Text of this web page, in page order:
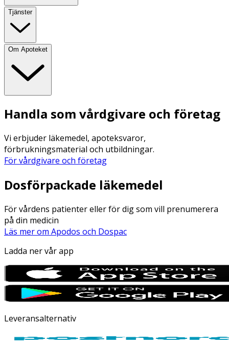
Tjänster
Om Apoteket
Handla som vårdgivare och företag
Vi erbjuder läkemedel, apoteksvaror,
förbrukningsmaterial och utbildningar.
För vårdgivare och företag
Dosförpackade läkemedel
För vårdens patienter eller för dig som vill prenumerera
på din medicin
Läs mer om Apodos och Dospac
Ladda ner vår app
Leveransalternativ